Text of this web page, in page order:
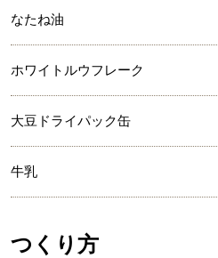
なたね油
ホワイトルウフレーク
大豆ドライパック缶
牛乳
つくり方